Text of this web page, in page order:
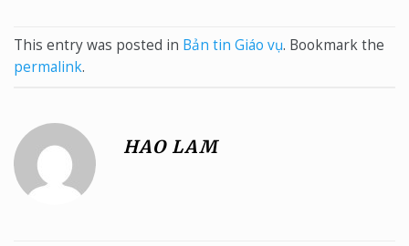
This entry was posted in Bản tin Giáo vụ. Bookmark the
permalink.
HAO LAM